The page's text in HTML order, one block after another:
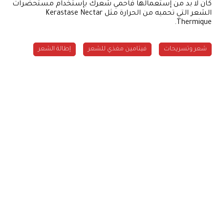
كان لا بد من إستعمالها فاحمي شعرك بإستخدام مستحضرات
الشعر التي تحميه من الحرارة مثل Kerastase Nectar
Thermique.
شعر وتسريحات فيتامين مغذي للشعر إطالة الشعر